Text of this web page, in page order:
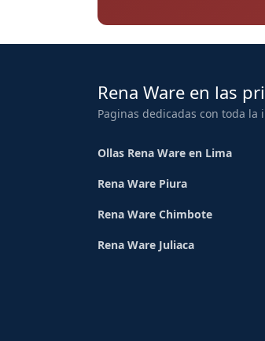
Rena Ware en las
Paginas dedicadas con toda
Ollas Rena Ware en Lima
Rena Ware Piura
Rena Ware Chimbote
Rena Ware Juliaca